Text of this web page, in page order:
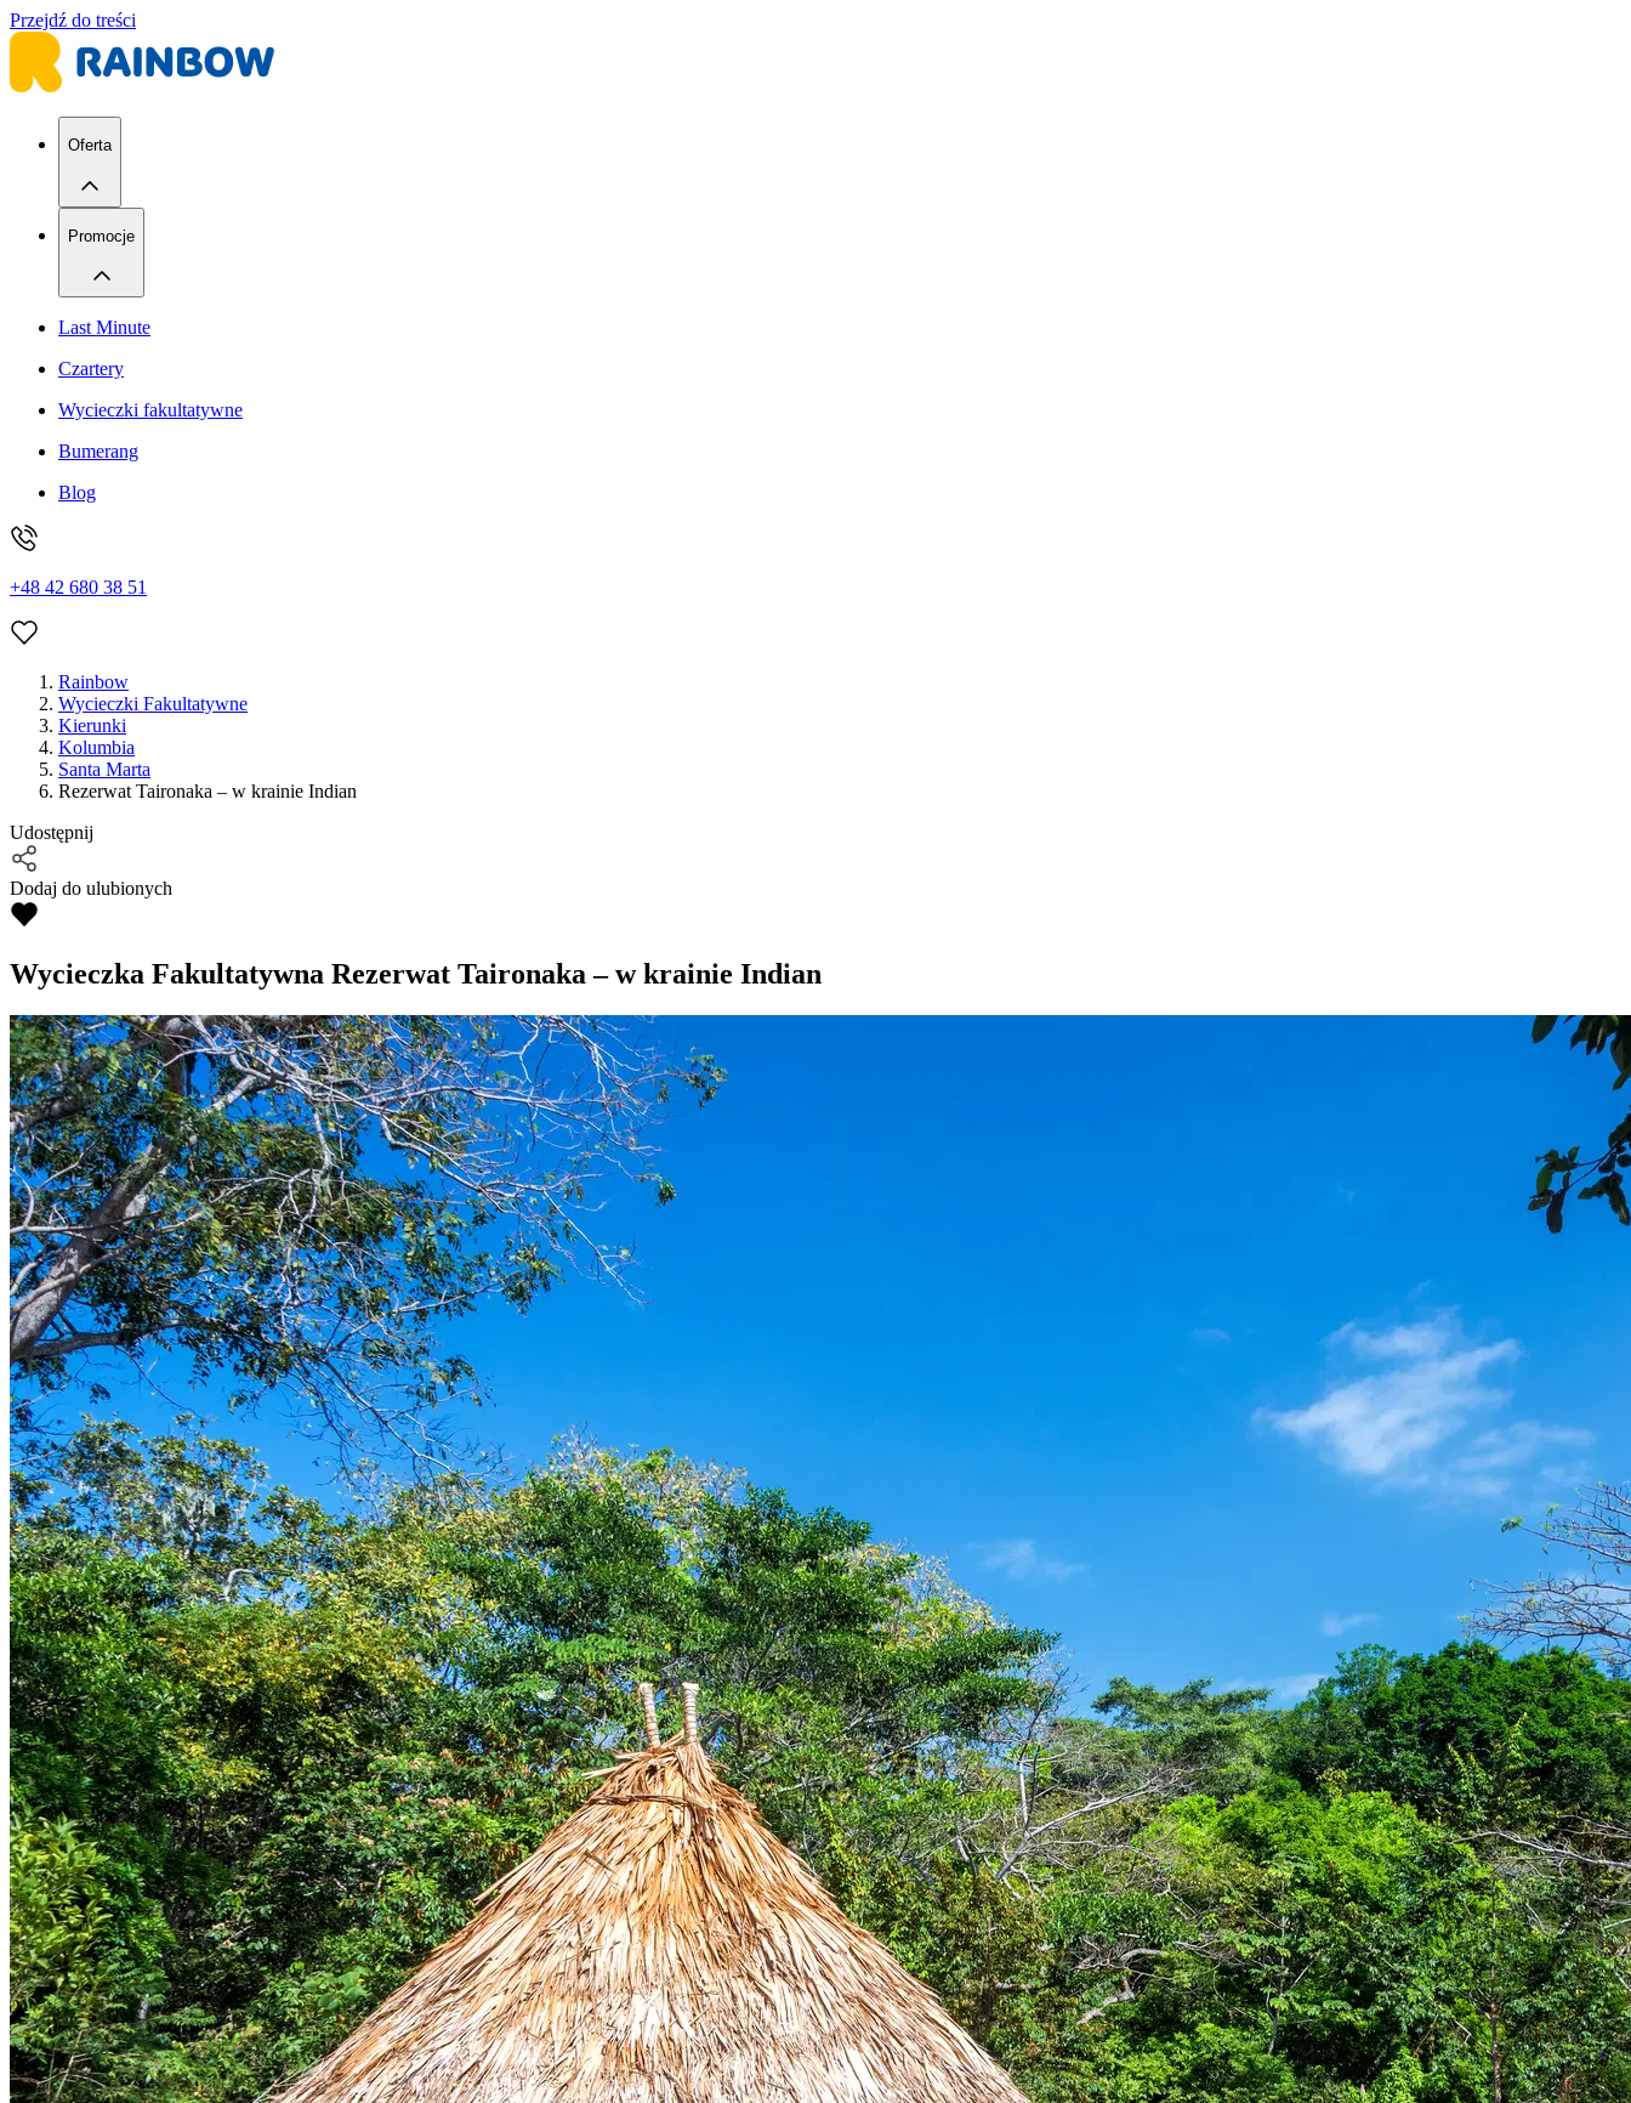
Przejdź do treści
Oferta
Promocje
Last Minute
Czartery
Wycieczki fakultatywne
Bumerang
Blog
+48 42 680 38 51
Rainbow
Wycieczki Fakultatywne
Kierunki
Kolumbia
Santa Marta
Rezerwat Taironaka – w krainie Indian
Udostępnij
Dodaj do ulubionych
Wycieczka Fakultatywna Rezerwat Taironaka – w krainie Indian